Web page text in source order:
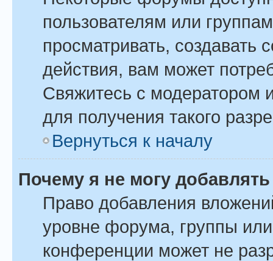
пользователям или
просматривать, создавать
действия, вам может
Свяжитесь с модератором
для получения такого
Вернуться к началу
Почему я не могу
Право добавления
уровне форума, группы
конференции может не